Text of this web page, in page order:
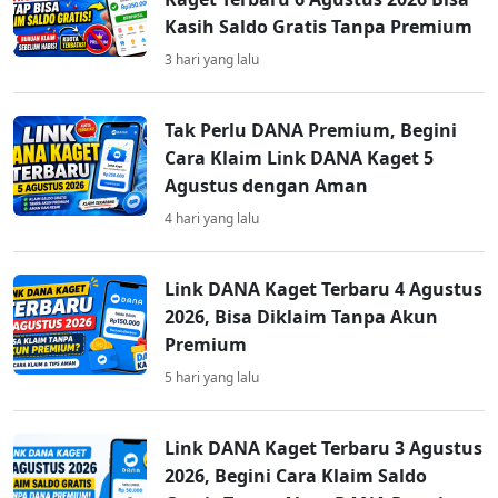
Kasih Saldo Gratis Tanpa Premium
3 hari yang lalu
Tak Perlu DANA Premium, Begini
Cara Klaim Link DANA Kaget 5
Agustus dengan Aman
4 hari yang lalu
Link DANA Kaget Terbaru 4 Agustus
2026, Bisa Diklaim Tanpa Akun
Premium
5 hari yang lalu
Link DANA Kaget Terbaru 3 Agustus
2026, Begini Cara Klaim Saldo